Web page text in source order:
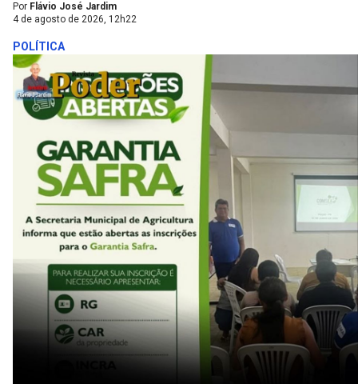
Por Flávio José Jardim
4 de agosto de 2026, 12h22
POLÍTICA